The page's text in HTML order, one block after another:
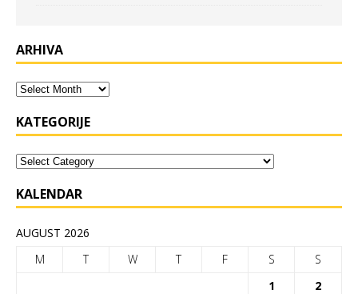
ARHIVA
KATEGORIJE
KALENDAR
AUGUST 2026
M
T W T F S
S
1
2